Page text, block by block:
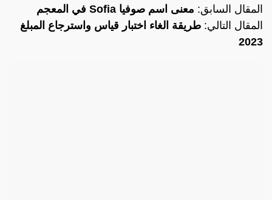
المقال السابق: معنى اسم صوفيا Sofia في المعجم
المقال التالي: طريقة الغاء اختبار قياس واسترجاع المبلغ
2023